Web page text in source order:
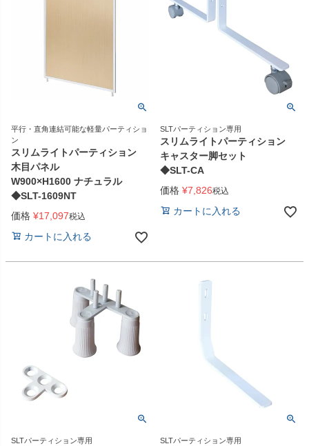
平行・直角連結可能な軽量パーティショ
ン
スリムライトパーティション
木目パネル
W900×H1600 ナチュラル
◆SLT-1609NT
価格 ¥17,097税込
カートに入れる
SLTパーティション専用
スリムライトパーティション
キャスター脚セット
◆SLT-CA
価格 ¥7,826税込
カートに入れる
SLTパーティション専用 SLTパーティション専用